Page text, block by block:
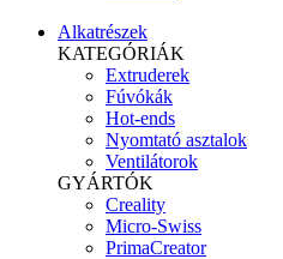
Alkatrészek
KATEGÓRIÁK
Extruderek
Fúvókák
Hot-ends
Nyomtató asztalok
Ventilátorok
GYÁRTÓK
Creality
Micro-Swiss
PrimaCreator